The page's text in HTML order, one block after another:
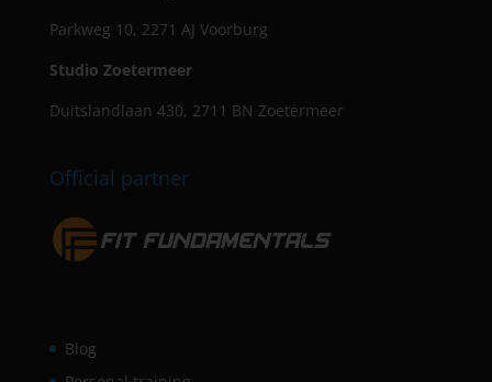
Parkweg 10, 2271 AJ Voorburg
Studio Zoetermeer
Duitslandlaan 430, 2711 BN Zoetermeer
Official partner
Blog